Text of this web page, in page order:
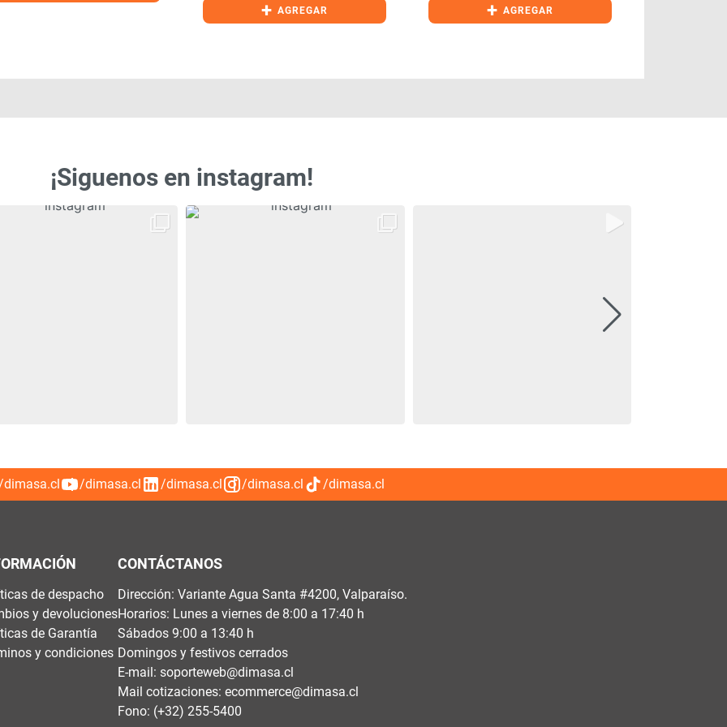
+ AGREGAR + AGREGAR
¡Siguenos en instagram!
/dimasa.cl /dimasa.cl /dimasa.cl /dimasa.cl /dimasa.cl
de despacho
y devoluciones
de Garantía
y condiciones
CONTÁCTANOS
Dirección: Variante Agua Santa #4200, Valparaíso.
Horarios: Lunes a viernes de 8:00 a 17:40 h
Sábados 9:00 a 13:40 h
Domingos y festivos cerrados
E-mail: soporteweb@dimasa.cl
Mail cotizaciones: ecommerce@dimasa.cl
Fono: (+32) 255-5400